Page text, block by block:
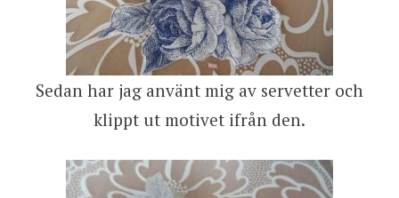
Sedan har jag använt mig av servetter och
klippt ut motivet ifrån den.